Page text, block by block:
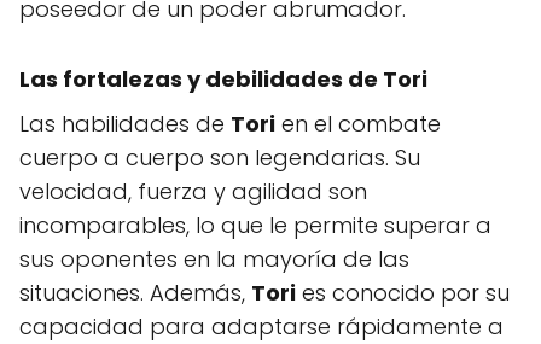
poseedor de un poder abrumador.
Las fortalezas y debilidades de Tori
Las habilidades de Tori en el combate
cuerpo a cuerpo son legendarias. Su
velocidad, fuerza y agilidad son
incomparables, lo que le permite superar a
sus oponentes en la mayoría de las
situaciones. Además, Tori es conocido por su
capacidad para adaptarse rápidamente a